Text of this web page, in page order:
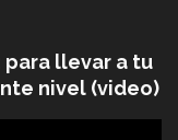
para llevar a tu
nivel (video)